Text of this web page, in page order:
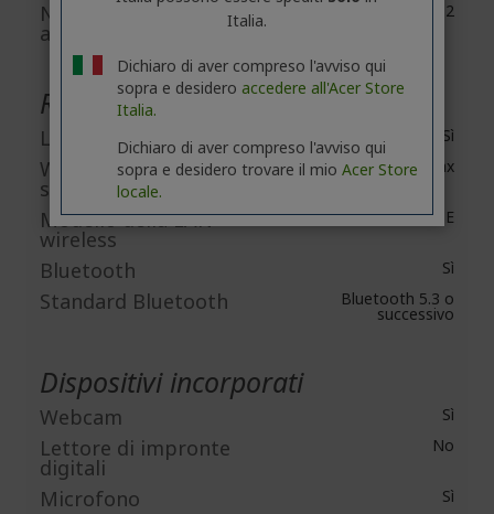
Numero di
altoparlanti
2
Rete e comunicazione
LAN wireless Sì
Wireless LAN
standard
IEEE 802.11ax
Modello della LAN
wireless
Wireless Wi-Fi 6E
Bluetooth Sì
Standard Bluetooth Bluetooth 5.3 o
successivo
Dispositivi incorporati
Webcam Sì
Lettore di impronte
digitali
No
Microfono Sì
Italia.
Dichiaro di aver compreso l'avviso qui
sopra e desidero accedere all'Acer Store
Italia.
Dichiaro di aver compreso l'avviso qui
sopra e desidero trovare il mio Acer Store
locale.